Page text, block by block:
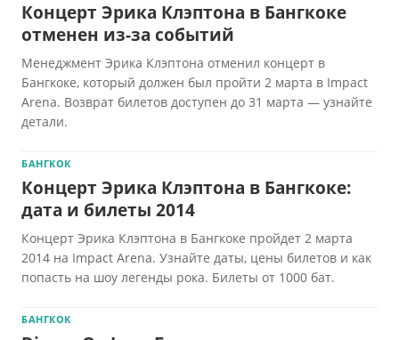
Концерт Эрика Клэптона в Бангкоке
отменен из-за событий
Менеджмент Эрика Клэптона отменил концерт в
Бангкоке, который должен был пройти 2 марта в Impact
Arena. Возврат билетов доступен до 31 марта — узнайте
детали.
БАНГКОК
Концерт Эрика Клэптона в Бангкоке:
дата и билеты 2014
Концерт Эрика Клэптона в Бангкоке пройдет 2 марта
2014 на Impact Arena. Узнайте даты, цены билетов и как
попасть на шоу легенды рока. Билеты от 1000 бат.
БАНГКОК